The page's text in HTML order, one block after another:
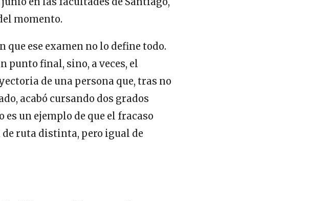
momento.
ese examen no lo define todo.
punto final, sino, a veces, el
de una persona que, tras no
acabó cursando dos grados
un ejemplo de que el fracaso
ruta distinta, pero igual de